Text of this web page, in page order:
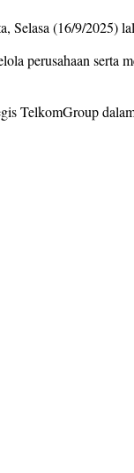
Selasa (16/9/2025)
perusahaan serta
TelkomGroup